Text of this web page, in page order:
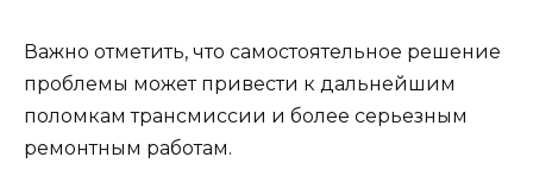
Важно отметить, что самостоятельное решение
проблемы может привести к дальнейшим
поломкам трансмиссии и более серьезным
ремонтным работам.